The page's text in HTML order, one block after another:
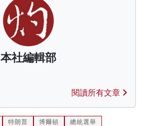
本社編輯部
閱讀所有文章
特朗普 博爾頓
總統選舉